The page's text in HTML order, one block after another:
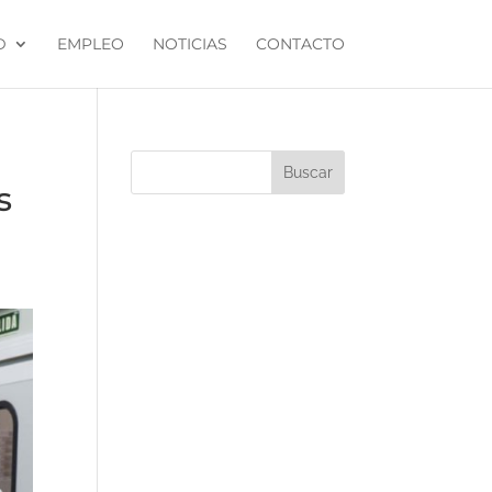
EMPLEO NOTICIAS CONTACTO